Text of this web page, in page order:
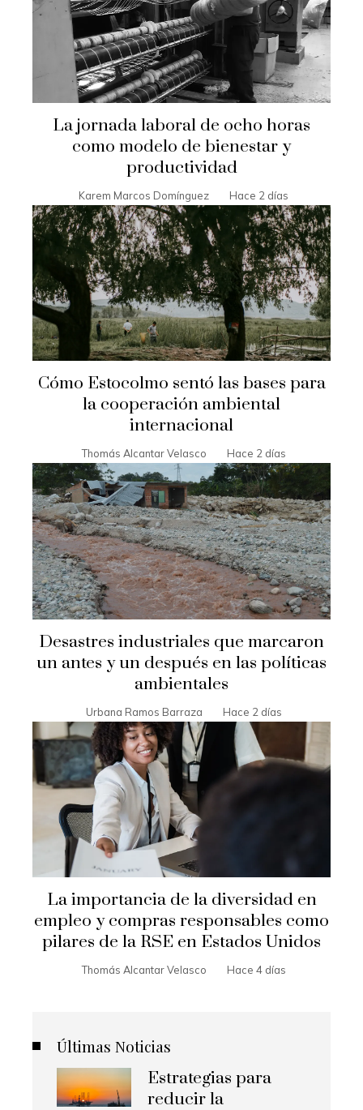
La jornada laboral de ocho horas
como modelo de bienestar y
productividad
Karem Marcos Domínguez Hace 2 días
Cómo Estocolmo sentó las bases para
la cooperación ambiental
internacional
Thomás Alcantar Velasco Hace 2 días
Desastres industriales que marcaron
un antes y un después en las políticas
ambientales
Urbana Ramos Barraza Hace 2 días
La importancia de la diversidad en
empleo y compras responsables como
pilares de la RSE en Estados Unidos
Thomás Alcantar Velasco Hace 4 días
Últimas Noticias
Estrategias para
reducir la